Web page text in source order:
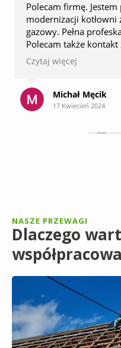
Polecam firmę.
modernizacji kotłowni
gazowy. Pełna
Polecam także
spraw
podchodzi do sprawy.
Czytaj więcej
Michał Męcik
17 Kwiecień 2024
NASZE PRZEWAGI
Dlaczego